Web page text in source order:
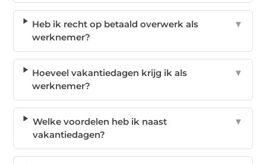
Heb ik recht op betaald overwerk als
werknemer?
▼
Hoeveel vakantiedagen krijg ik als
werknemer?
▼
Welke voordelen heb ik naast
vakantiedagen?
▼